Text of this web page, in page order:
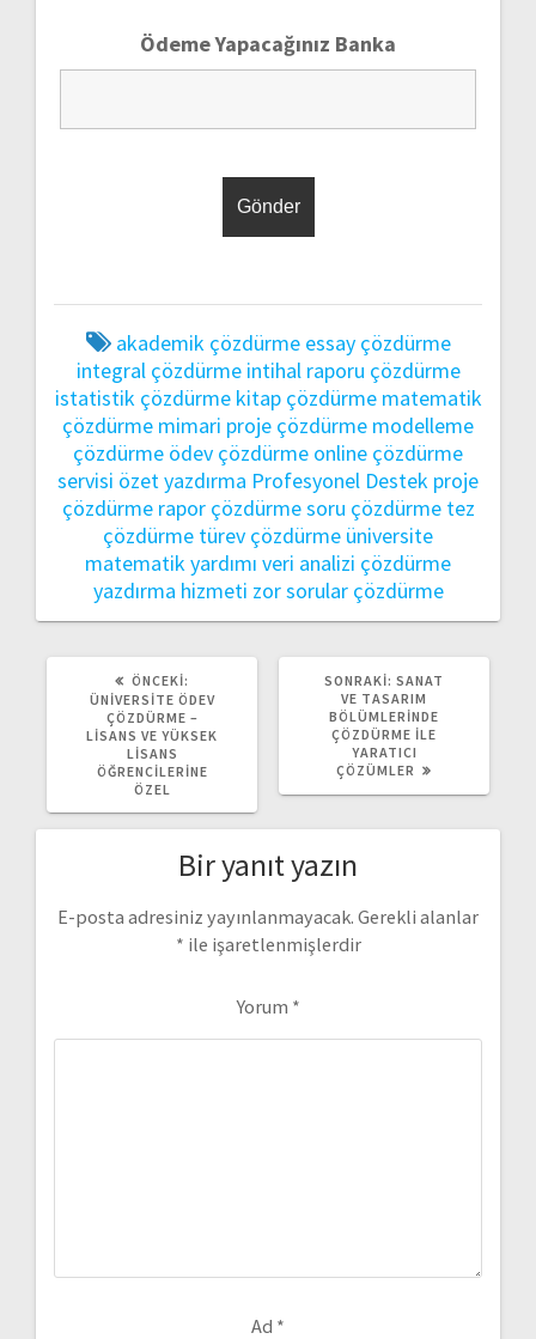
Ödeme Yapacağınız Banka
akademik çözdürme essay çözdürme
integral çözdürme intihal raporu çözdürme
istatistik çözdürme kitap çözdürme matematik
çözdürme mimari proje çözdürme modelleme
çözdürme ödev çözdürme online çözdürme
servisi özet yazdırma Profesyonel Destek proje
çözdürme rapor çözdürmesoru çözdürme tez
çözdürme türev çözdürme üniversite
matematik yardımı veri analizi çözdürme
yazdırma hizmeti zor sorular çözdürme
ÖNCEKI:
YAZI:
ÜNIVERSITE ÖDEV
ÇÖZDÜRME –
LISANS VE YÜKSEK
LISANS
ÖĞRENCILERINE
ÖZEL
SONRAKI: SONRAKI
YAZI:
SANAT
VE TASARIM
BÖLÜMLERINDE
ÇÖZDÜRME İLE
YARATICI
ÇÖZÜMLER
Bir yanıt yazın
E-posta adresiniz yayınlanmayacak. Gerekli alanlar
* ile işaretlenmişlerdir
Yorum *
Ad *